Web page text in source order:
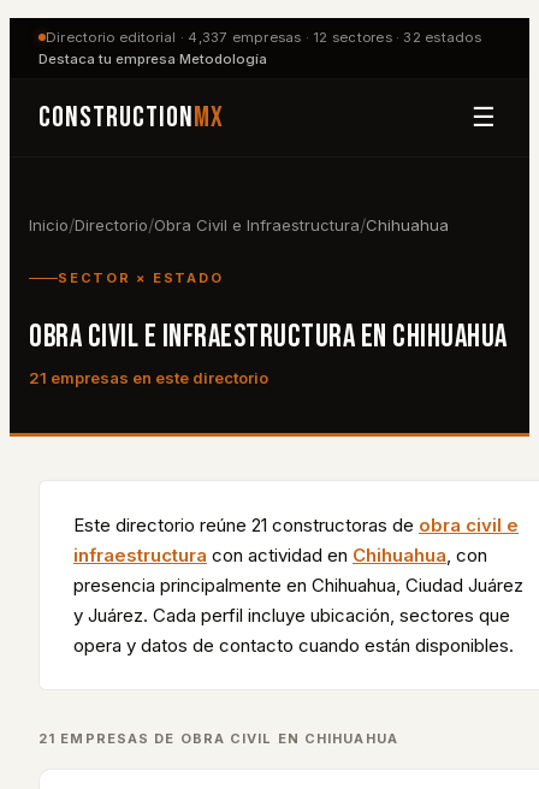
Directorio editorial · 4,337 empresas · 12 sectores · 32 estados
Destaca tu empresa·Metodología
ConstructionMX ☰
Inicio/Directorio/Obra Civil e Infraestructura/Chihuahua
SECTOR × ESTADO
OBRA CIVIL E INFRAESTRUCTURAEN CHIHUAHUA
21 empresas en este directorio
Este directorio reúne 21 constructoras de obra civil e
infraestructura con actividad en Chihuahua, con
presencia principalmente en Chihuahua, Ciudad Juárez
y Juárez. Cada perfil incluye ubicación, sectores que
opera y datos de contacto cuando están disponibles.
21 EMPRESAS DE OBRA CIVIL EN CHIHUAHUA